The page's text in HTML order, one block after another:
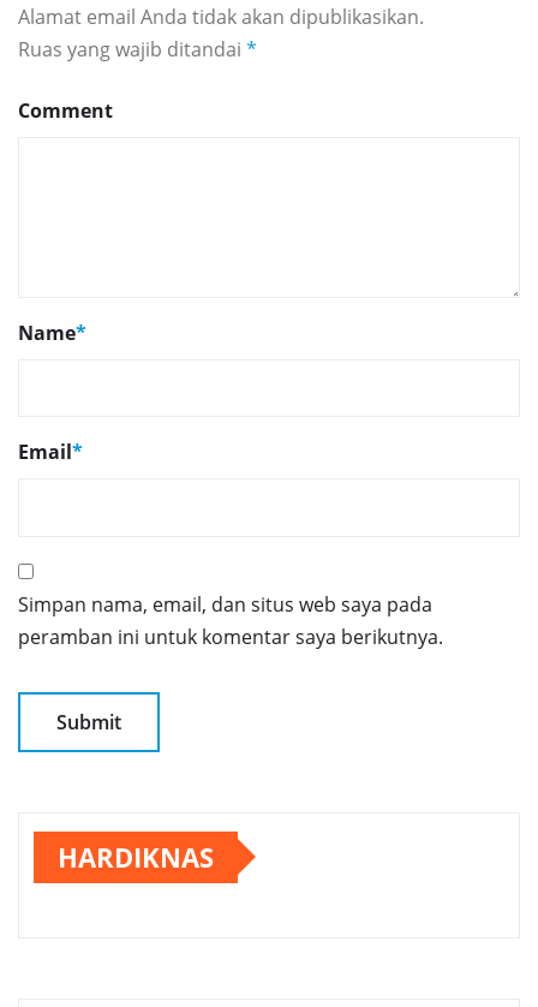
Alamat email Anda tidak akan dipublikasikan.
Ruas yang wajib ditandai *
Comment
Name*
Email*
Simpan nama, email, dan situs web saya pada
peramban ini untuk komentar saya berikutnya.
HARDIKNAS